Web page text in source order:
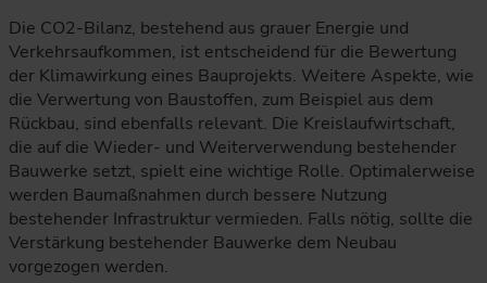
Die CO2-Bilanz, bestehend aus grauer Energie und
Verkehrsaufkommen, ist entscheidend für die Bewertung
der Klimawirkung eines Bauprojekts. Weitere Aspekte, wie
die Verwertung von Baustoffen, zum Beispiel aus dem
Rückbau, sind ebenfalls relevant. Die Kreislaufwirtschaft,
die auf die Wieder- und Weiterverwendung bestehender
Bauwerke setzt, spielt eine wichtige Rolle. Optimalerweise
werden Baumaßnahmen durch bessere Nutzung
bestehender Infrastruktur vermieden. Falls nötig, sollte die
Verstärkung bestehender Bauwerke dem Neubau
vorgezogen werden.